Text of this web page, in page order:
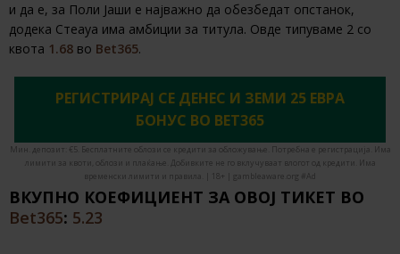
и да е, за Поли Јаши е најважно да обезбедат опстанок,
додека Стеауа има амбиции за титула. Овде типуваме 2 со
квота 1.68 во Bet365.
РЕГИСТРИРАЈ СЕ ДЕНЕС И ЗЕМИ 25 ЕВРА
БОНУС ВО BET365
Мин. депозит: €5. Бесплатните облози се кредити за обложување. Потребна е регистрација. Има
лимити за квоти, облози и плаќање. Добивките не го вклучуваат влогот од кредити. Има
временски лимити и правила. | 18+ | gambleaware.org #Ad
ВКУПНО КОЕФИЦИЕНТ ЗА ОВОЈ ТИКЕТ ВО
Bet365: 5.23